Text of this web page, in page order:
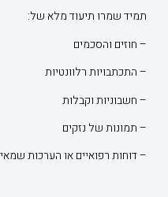
תמיד שמרו תיעוד מלא של:
– חוזים והסכמים
– התכתבויות רלוונטיות
– חשבוניות וקבלות
– תמונות של נזקים
– דוחות רפואיים או הערכות שמאי